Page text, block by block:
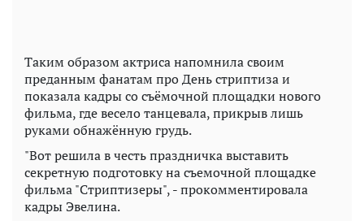
Таким образом актриса напомнила своим
преданным фанатам про День стриптиза и
показала кадры со съёмочной площадки нового
фильма, где весело танцевала, прикрыв лишь
руками обнажённую грудь.
"Вот решила в честь праздничка выставить
секретную подготовку на съемочной площадке
фильма "Стриптизеры", - прокомментировала
кадры Эвелина.